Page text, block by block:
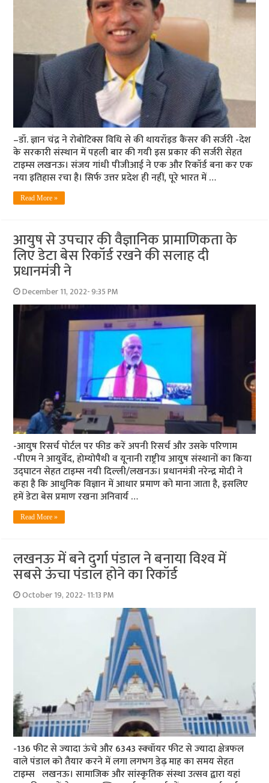
–डॉ. ज्ञान चंद्र ने रोबोटिक्स विधि से की थायरॉइड कैंसर की सर्जरी -देश
के सरकारी संस्‍थान में पहली बार की गयी इस प्रकार की सर्जरी सेहत
टाइम्‍स लखनऊ। संजय गांधी पीजीआई ने एक और रिकॉर्ड बना कर एक
नया इतिहास रचा है। सिर्फ उत्तर प्रदेश ही नहीं, पूरे भारत में …
Read More »
आयुष से उपचार की वैज्ञानिक प्रामाणिकता के
लिए डेटा बेस रिकॉर्ड रखने की सलाह दी
प्रधानमंत्री ने
December 11, 2022- 9:35 PM
-आयुष रिसर्च पोर्टल पर फीड करें अपनी रिसर्च और उसके परिणाम
-पीएम ने आयुर्वेद, होम्‍योपैथी व यूनानी राष्ट्रीय आयुष संस्थानों का किया
उद्घाटन सेहत टाइम्‍स नयी दिल्‍ली/लखनऊ। प्रधानमंत्री नरेन्‍द्र मोदी ने
कहा है कि आधुनिक विज्ञान में आधार प्रमाण को माना जाता है, इसलिए
हमें डेटा बेस प्रमाण रखना अनिवार्य …
Read More »
लखनऊ में बने दुर्गा पंडाल ने बनाया विश्‍व में
सबसे ऊंचा पंडाल होने का रिकॉर्ड
October 19, 2022- 11:13 PM
-136 फीट से ज्‍यादा ऊंचे और 6343 स्‍क्‍वॉयर फीट से ज्‍यादा क्षेत्रफल
वाले पंडाल को तैयार करने में लगा लगभग डेढ़ माह का समय सेहत
टाइम्‍स लखनऊ। सामाजिक और सांस्‍कृतिक संस्‍था उत्‍सव द्वारा यहां